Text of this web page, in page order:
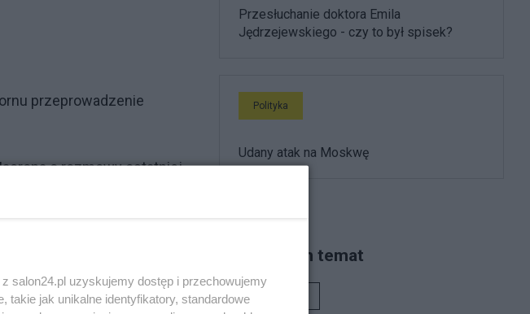
przeprowadzenie
o rozmowy ostatniej
na temat stabilności
wyciągnąć wszystkie
Przesłuchanie doktora Emila
Jędrzejewskiego - czy to był spisek?
Polityka
Udany atak na Moskwę
Piszą na ten temat
salon24.pl uzyskujemy dostęp i przechowujemy
takie jak unikalne identyfikatory, standardowe